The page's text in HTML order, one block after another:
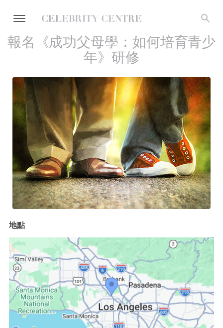
報名《成功父母學：如何培育青少
年》研修
地點